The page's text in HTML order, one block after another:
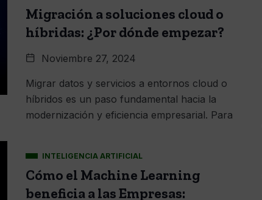
Migración a soluciones cloud o
híbridas: ¿Por dónde empezar?
Noviembre 27, 2024
Migrar datos y servicios a entornos cloud o
híbridos es un paso fundamental hacia la
modernización y eficiencia empresarial. Para
INTELIGENCIA ARTIFICIAL
Cómo el Machine Learning
beneficia a las Empresas: